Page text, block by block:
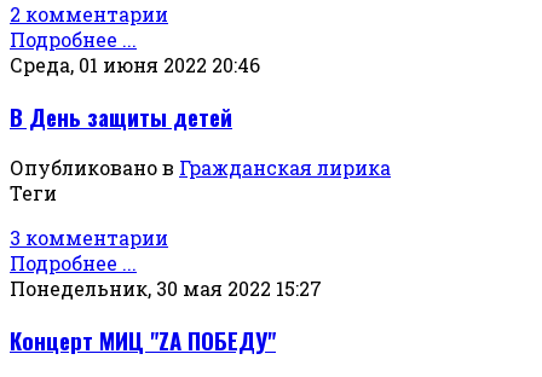
2 комментарии
Подробнее ...
Среда, 01 июня 2022 20:46
В День защиты детей
Опубликовано в Гражданская лирика
Теги
3 комментарии
Подробнее ...
Понедельник, 30 мая 2022 15:27
Концерт МИЦ "ZА ПОБЕДУ"